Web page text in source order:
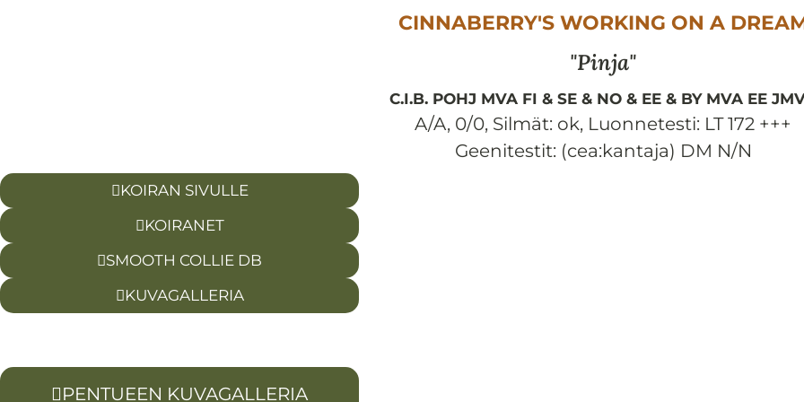
CINNABERRY'S WORKING ON A
Pinja
C.I.B. POHJ MVA FI & SE & NO & EE & BY MVA EE
A/A, 0/0, Silmät: ok, Luonnetesti: LT 172 +++
Geenitestit: (cea:kantaja) DM N/N
KOIRAN SIVULLE
KOIRANET
SMOOTH COLLIE DB
KUVAGALLERIA
PENTUEEN KUVAGALLERIA